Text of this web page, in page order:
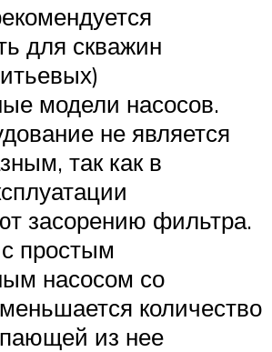
для скважин
модели насосов.
не является
так как в
засорению фильтра.
простым
насосом со
количество
из нее